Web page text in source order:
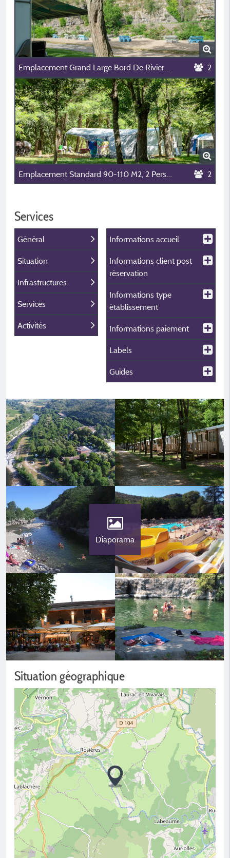
Emplacement Grand Large Bord De Riviere Forfait 2 Personnes Voiture Electricité 120-150M2 2
Emplacement Standard 90-110 M2, 2 Personnes + Electricité + Voiture 2
Services
Général
Situation
Infrastructures
Services
Activités
Informations accueil
Informations client post
réservation
Informations type
établissement
Informations paiement
Labels
Guides
Diaporama
Situation géographique